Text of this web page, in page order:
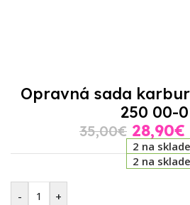
Opravná sada
250 00-
35,00€ 28,90€
2 na sklade
2 na sklade
- +